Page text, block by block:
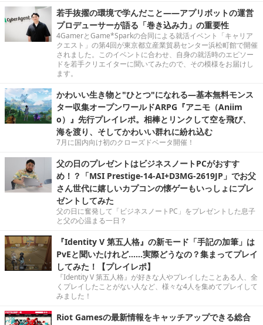
若手抜擢の環境で学んだこと――アプリボットの運営
プロデューサーが語る「巻き込み力」の重要性
4GamerとGame*Sparkの合同による就活イベント「キャリア
クエスト」の第4回が東京都立産業貿易センター浜松町館で開催
されました。このイベントに合わせ、自身の就活時のエピソー
ドを若手クリエイターに聞いてみたので、その模様をお届けし
ます。
かわいい生き物と"ひとつ"になれる―基本無料モンス
ター収集オープンワールドARPG『アニモ（Aniim
o）』先行プレイレポ。相棒とリンクして空を飛び、
海を渡り、そしてかわいい群れに紛れ込む
7月に国内向け初のクローズドベータ開催！
父の日のプレゼントはビジネスノートPCがおすす
め！？「MSI Prestige-14-AI+D3MG-2619JP」でお父
さん世代に嬉しいカプコンの懐ゲーもいっしょにプレ
ゼントしてみた
父の日に奮発して「ビジネスノートPC」をプレゼントした息子
と父の心温まる一日？
『Identity V 第五人格』の新モード「手記の加筆」は
PvEと聞いたけれど……実際どうなの？集まってプレイ
してみた！【プレイレポ】
『Identity V 第五人格』が好きな人やプレイしたことある人、全
くプレイしたことがない人など、様々な4人を集めてプレイして
みました！
Riot Gamesの最新情報をキャッチアップできる総合